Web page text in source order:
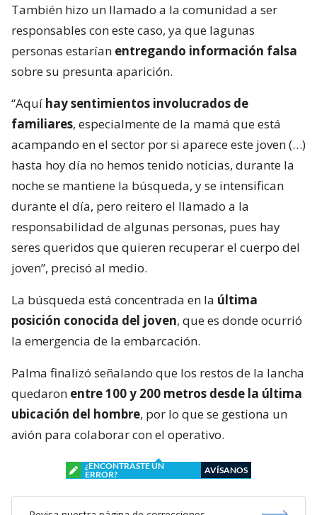
También hizo un llamado a la comunidad a ser
responsables con este caso, ya que lagunas
personas estarían entregando información falsa
sobre su presunta aparición.
“Aquí hay sentimientos involucrados de
familiares, especialmente de la mamá que está
acampando en el sector por si aparece este joven (…)
hasta hoy día no hemos tenido noticias, durante la
noche se mantiene la búsqueda, y se intensifican
durante el día, pero reitero el llamado a la
responsabilidad de algunas personas, pues hay
seres queridos que quieren recuperar el cuerpo del
joven”, precisó al medio.
La búsqueda está concentrada en la última
posición conocida del joven, que es donde ocurrió
la emergencia de la embarcación.
Palma finalizó señalando que los restos de la lancha
quedaron entre 100 y 200 metros desde la última
ubicación del hombre, por lo que se gestiona un
avión para colaborar con el operativo.
¿ENCONTRASTE UN
ERROR?
AVÍSANOS